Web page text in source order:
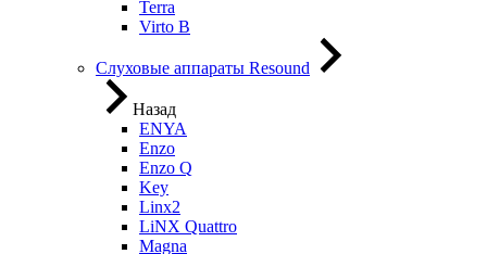
Terra
Virto B
Слуховые аппараты Resound
Назад
ENYA
Enzo
Enzo Q
Key
Linx2
LiNX Quattro
Magna